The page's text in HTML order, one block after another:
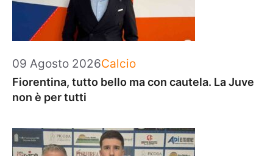
09 Agosto 2026Categorie
Calcio
Fiorentina, tutto bello ma con cautela. La Juve
non è per tutti